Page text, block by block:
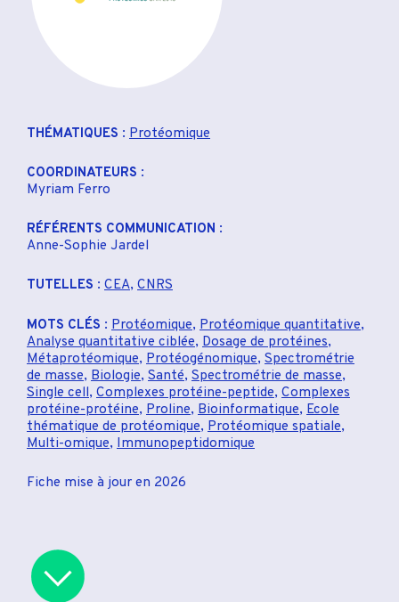
THÉMATIQUES : Protéomique
COORDINATEURS :
Myriam Ferro
RÉFÉRENTS COMMUNICATION :
Anne-Sophie Jardel
TUTELLES : CEA, CNRS
MOTS CLÉS : Protéomique, Protéomique quantitative,
Analyse quantitative ciblée, Dosage de protéines,
Métaprotéomique, Protéogénomique, Spectrométrie
de masse, Biologie, Santé, Spectrométrie de masse,
Single cell, Complexes protéine-peptide, Complexes
protéine-protéine, Proline, Bioinformatique, Ecole
thématique de protéomique, Protéomique spatiale,
Multi-omique, Immunopeptidomique
Fiche mise à jour en 2026